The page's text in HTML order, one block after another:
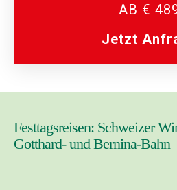
AB €
Jetzt
Festtagsreisen: Schweizer
Gotthard- und Bernina-Bahn